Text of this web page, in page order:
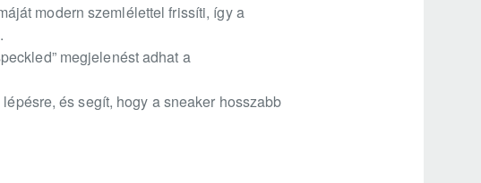
modern szemlélettel frissíti, így a
megjelenést adhat a
és segít, hogy a sneaker hosszabb